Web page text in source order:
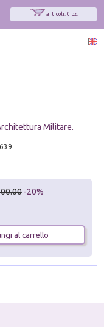
articoli: 0 pz.
Militare.
-20%
al carrello